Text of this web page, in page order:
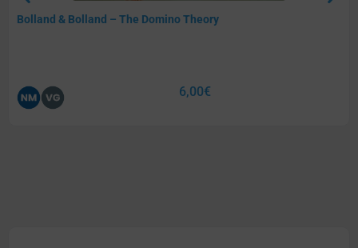
Bolland & Bolland – The Domino Theory
6,00€